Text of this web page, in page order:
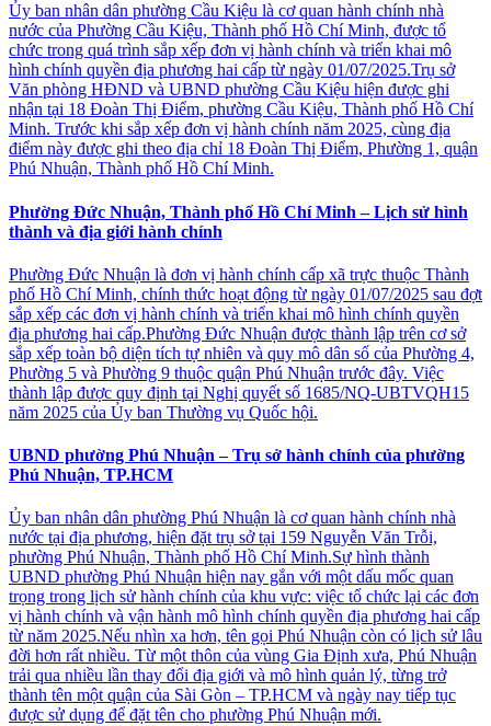
Ủy ban nhân dân phường Cầu Kiệu là cơ quan hành chính nhà
nước của Phường Cầu Kiệu, Thành phố Hồ Chí Minh, được tổ
chức trong quá trình sắp xếp đơn vị hành chính và triển khai mô
hình chính quyền địa phương hai cấp từ ngày 01/07/2025.Trụ sở
Văn phòng HĐND và UBND phường Cầu Kiệu hiện được ghi
nhận tại 18 Đoàn Thị Điểm, phường Cầu Kiệu, Thành phố Hồ Chí
Minh. Trước khi sắp xếp đơn vị hành chính năm 2025, cùng địa
điểm này được ghi theo địa chỉ 18 Đoàn Thị Điểm, Phường 1, quận
Phú Nhuận, Thành phố Hồ Chí Minh.
Phường Đức Nhuận, Thành phố Hồ Chí Minh – Lịch sử hình
thành và địa giới hành chính
Phường Đức Nhuận là đơn vị hành chính cấp xã trực thuộc Thành
phố Hồ Chí Minh, chính thức hoạt động từ ngày 01/07/2025 sau đợt
sắp xếp các đơn vị hành chính và triển khai mô hình chính quyền
địa phương hai cấp.Phường Đức Nhuận được thành lập trên cơ sở
sắp xếp toàn bộ diện tích tự nhiên và quy mô dân số của Phường 4,
Phường 5 và Phường 9 thuộc quận Phú Nhuận trước đây. Việc
thành lập được quy định tại Nghị quyết số 1685/NQ-UBTVQH15
năm 2025 của Ủy ban Thường vụ Quốc hội.
UBND phường Phú Nhuận – Trụ sở hành chính của phường
Phú Nhuận, TP.HCM
Ủy ban nhân dân phường Phú Nhuận là cơ quan hành chính nhà
nước tại địa phương, hiện đặt trụ sở tại 159 Nguyễn Văn Trỗi,
phường Phú Nhuận, Thành phố Hồ Chí Minh.Sự hình thành
UBND phường Phú Nhuận hiện nay gắn với một dấu mốc quan
trọng trong lịch sử hành chính của khu vực: việc tổ chức lại các đơn
vị hành chính và vận hành mô hình chính quyền địa phương hai cấp
từ năm 2025.Nếu nhìn xa hơn, tên gọi Phú Nhuận còn có lịch sử lâu
đời hơn rất nhiều. Từ một thôn của vùng Gia Định xưa, Phú Nhuận
trải qua nhiều lần thay đổi địa giới và mô hình quản lý, từng trở
thành tên một quận của Sài Gòn – TP.HCM và ngày nay tiếp tục
được sử dụng để đặt tên cho phường Phú Nhuận mới.